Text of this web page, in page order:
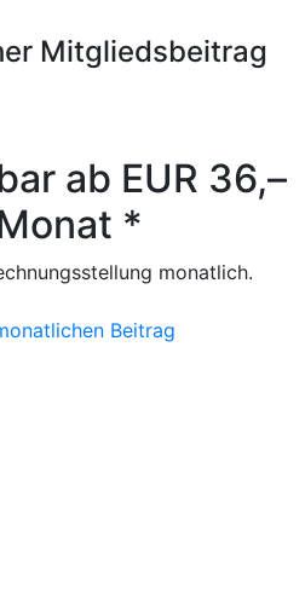
Mitgliedsbeitrag
ab EUR 36,–
*
monatlich.
Beitrag